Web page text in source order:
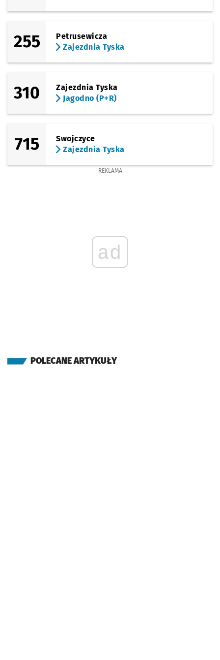
255
Petrusewicza
Zajezdnia Tyska
310
Zajezdnia Tyska
Jagodno (P+R)
715
Swojczyce
Zajezdnia Tyska
REKLAMA
ad
POLECANE ARTYKUŁY